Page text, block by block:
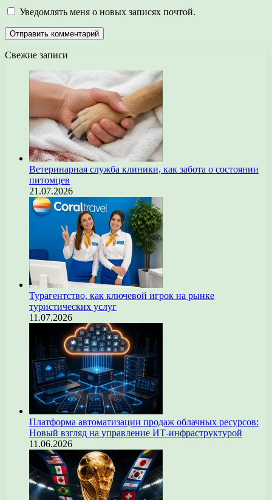
Уведомлять меня о новых записях почтой.
Свежие записи
Ветеринарная служба клиники, как забота о состоянии
питомцев
21.07.2026
Турагентство, как ключевой игрок на рынке
туристических услуг
11.07.2026
Платформа автоматизации продаж облачных ресурсов:
Новый взгляд на управление ИТ-инфраструктурой
11.06.2026